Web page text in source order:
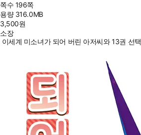
쪽수 196쪽
용량 316.0MB
3,500원
소장
이세계 미소녀가 되어 버린 아저씨와 13권 선택